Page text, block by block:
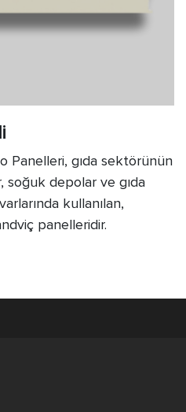
Panelleri, gıda sektörünün
soğuk depolar ve gıda
kullanılan,
panelleridir.